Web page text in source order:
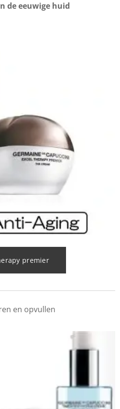
de eeuwige huid
premier
en opvullen